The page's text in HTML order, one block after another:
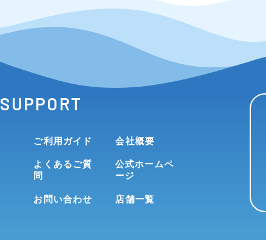
SUPPORT
ご利用ガイド
よくあるご質
問
お問い合わせ
会社概要
公式ホームペ
ージ
店舗一覧